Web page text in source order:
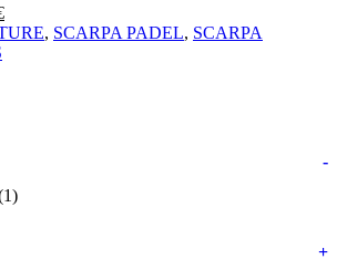
Il
prezzo, SCARPA PADEL, SCARPA
-
+